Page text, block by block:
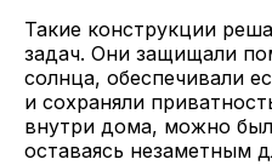
Такие конструкции
задач. Они защищали
солнца, обеспечивали
и сохраняли
внутри дома, можно
оставаясь незаметным